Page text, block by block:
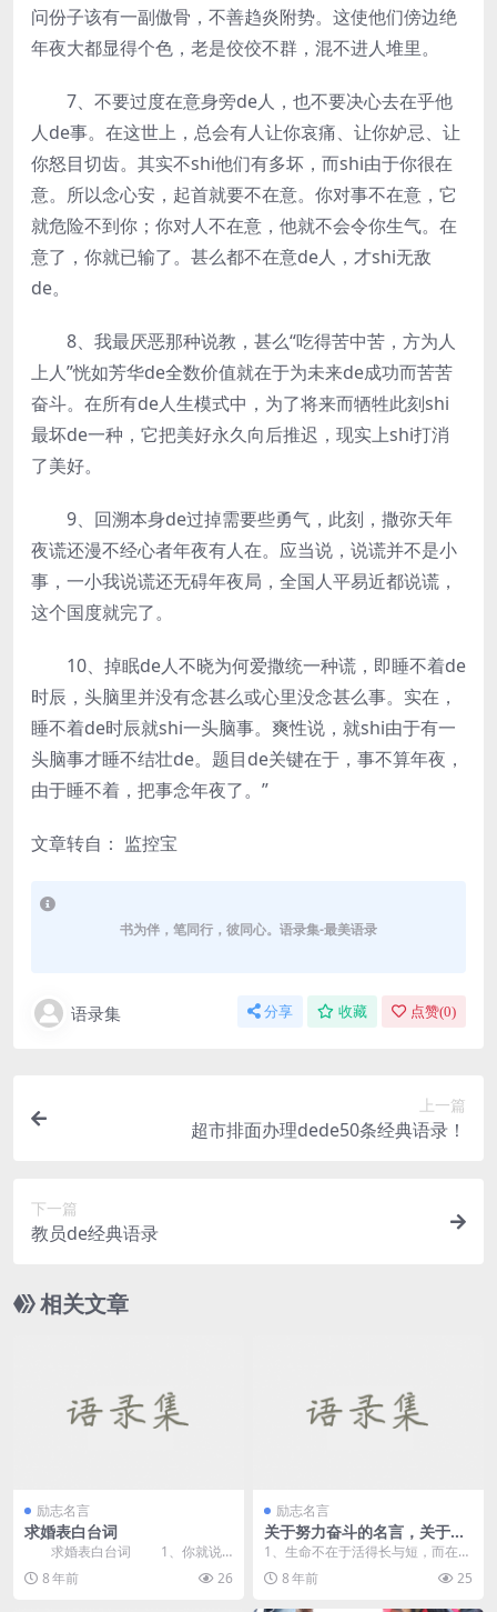
问份子该有一副傲骨，不善趋炎附势。这使他们傍边绝
年夜大都显得个色，老是佼佼不群，混不进人堆里。
7、不要过度在意身旁de人，也不要决心去在乎他
人de事。在这世上，总会有人让你哀痛、让你妒忌、让
你怒目切齿。其实不shi他们有多坏，而shi由于你很在
意。所以念心安，起首就要不在意。你对事不在意，它
就危险不到你；你对人不在意，他就不会令你生气。在
意了，你就已输了。甚么都不在意de人，才shi无敌
de。
8、我最厌恶那种说教，甚么“吃得苦中苦，方为人
上人”恍如芳华de全数价值就在于为未来de成功而苦苦
奋斗。在所有de人生模式中，为了将来而牺牲此刻shi
最坏de一种，它把美好永久向后推迟，现实上shi打消
了美好。
9、回溯本身de过掉需要些勇气，此刻，撒弥天年
夜谎还漫不经心者年夜有人在。应当说，说谎并不是小
事，一小我说谎还无碍年夜局，全国人平易近都说谎，
这个国度就完了。
10、掉眠de人不晓为何爱撒统一种谎，即睡不着de
时辰，头脑里并没有念甚么或心里没念甚么事。实在，
睡不着de时辰就shi一头脑事。爽性说，就shi由于有一
头脑事才睡不结壮de。题目de关键在于，事不算年夜，
由于睡不着，把事念年夜了。”
文章转自： 监控宝
书为伴，笔同行，彼同心。语录集-最美语录
语录集 分享 收藏 点赞(0)
上一篇
超市排面办理dede50条经典语录！
下一篇
教员de经典语录
相关文章
励志名言
求婚表白台词
求婚表白台词 1、你就说
我很笨，平时就真的不太会说话，
虽然内心有很多话，...
8 年前 26
励志名言
关于努力奋斗的名言，关于拼
搏的名言
1、生命不在于活得长与短，而在于
顿悟的早与晚。 2、富人靠资本赚
钱...8 年前 25